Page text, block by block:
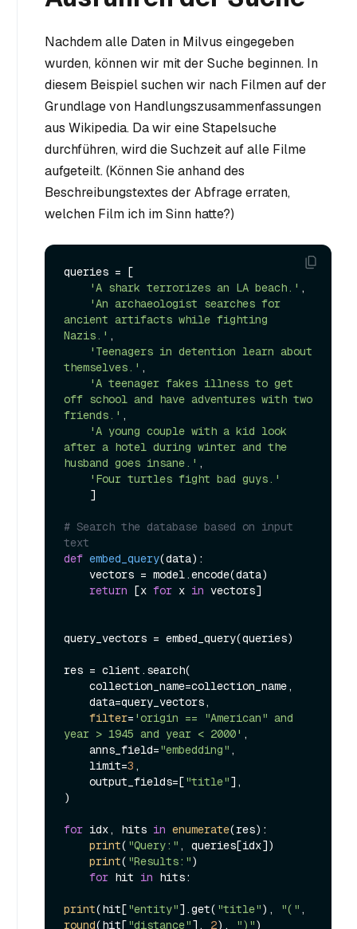
Nachdem alle Daten in Milvus eingegeben
wurden, können wir mit der Suche beginnen. In
diesem Beispiel suchen wir nach Filmen auf der
Grundlage von Handlungszusammenfassungen
aus Wikipedia. Da wir eine Stapelsuche
durchführen, wird die Suchzeit auf alle Filme
aufgeteilt. (Können Sie anhand des
Beschreibungstextes der Abfrage erraten,
welchen Film ich im Sinn hatte?)
queries = [
'A shark terrorizes an LA beach.' ,
'An archaeologist searches for
ancient artifacts while fighting
Nazis.' ,
'Teenagers in detention learn about
themselves.' ,
'A teenager fakes illness to get
off school and have adventures with two
friends.' ,
'A young couple with a kid look
after a hotel during winter and the
husband goes insane.' ,
'Four turtles fight bad guys.'
# Search the database based on input
text
def embed_query(data):
return [x for x in vectors]
query_vectors = embed_query(queries)
res = client.search(
filter= 'origin == "American" and
year > 1945 and year < 2000' ,
    anns_field=
"embedding" ,
    limit=
3 ,
    output_fields=[
"title"],
)
for idx, hits in enumerate(res):
print( "Query:" , queries[idx])
print( "Results:")
for hit in hits:
print(hit["entity"].get( "title"), "("
round(hit["distance"], 2), ")")